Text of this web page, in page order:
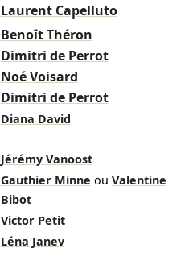
Laurent Capelluto
Benoît Théron
Dimitri de Perrot
Noé Voisard
Dimitri de Perrot
Diana David
Jérémy Vanoost
Gauthier Minne ou Valentine
Bibot
Victor Petit
Léna Janev